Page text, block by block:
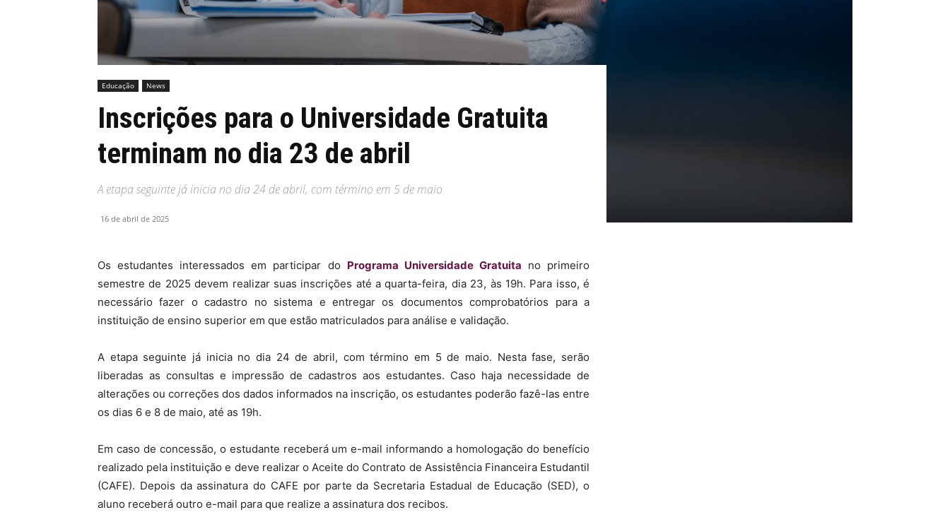
Educação News
Inscrições para o Universidade Gratuita
terminam no dia 23 de abril
A etapa seguinte já inicia no dia 24 de abril, com término em 5 de maio
16 de abril de 2025
Os estudantes interessados em participar do Programa Universidade Gratuita no primeiro
semestre de 2025 devem realizar suas inscrições até a quarta-feira, dia 23, às 19h. Para isso, é
necessário fazer o cadastro no sistema e entregar os documentos comprobatórios para a
instituição de ensino superior em que estão matriculados para análise e validação.
A etapa seguinte já inicia no dia 24 de abril, com término em 5 de maio. Nesta fase, serão
liberadas as consultas e impressão de cadastros aos estudantes. Caso haja necessidade de
alterações ou correções dos dados informados na inscrição, os estudantes poderão fazê-las entre
os dias 6 e 8 de maio, até as 19h.
Em caso de concessão, o estudante receberá um e-mail informando a homologação do benefício
realizado pela instituição e deve realizar o Aceite do Contrato de Assistência Financeira Estudantil
(CAFE). Depois da assinatura do CAFE por parte da Secretaria Estadual de Educação (SED), o
aluno receberá outro e-mail para que realize a assinatura dos recibos.